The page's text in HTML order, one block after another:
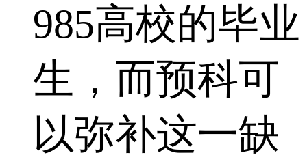
985高校的毕业
生，而预科可
以弥补这一缺